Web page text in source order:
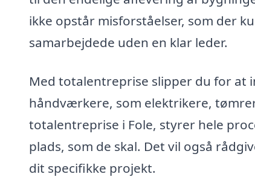
ikke opstår misforståelser, som der
samarbejdede uden en klar leder.
Med totalentreprise slipper du for at
håndværkere, som elektrikere,
totalentreprise i Fole, styrer hele
plads, som de skal. Det vil også
dit specifikke projekt.